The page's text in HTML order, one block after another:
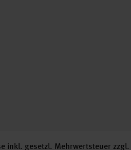
inkl. gesetzl. Mehrwertsteuer zzgl.